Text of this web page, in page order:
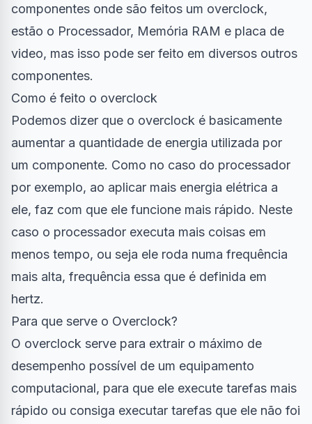
componentes onde são feitos um overclock,
estão o Processador, Memória RAM e placa de
video, mas isso pode ser feito em diversos outros
componentes.
Como é feito o overclock
Podemos dizer que o overclock é basicamente
aumentar a quantidade de energia utilizada por
um componente. Como no caso do processador
por exemplo, ao aplicar mais energia elétrica a
ele, faz com que ele funcione mais rápido. Neste
caso o processador executa mais coisas em
menos tempo, ou seja ele roda numa frequência
mais alta, frequência essa que é definida em
hertz.
Para que serve o Overclock?
O overclock serve para extrair o máximo de
desempenho possível de um equipamento
computacional, para que ele execute tarefas mais
rápido ou consiga executar tarefas que ele não foi